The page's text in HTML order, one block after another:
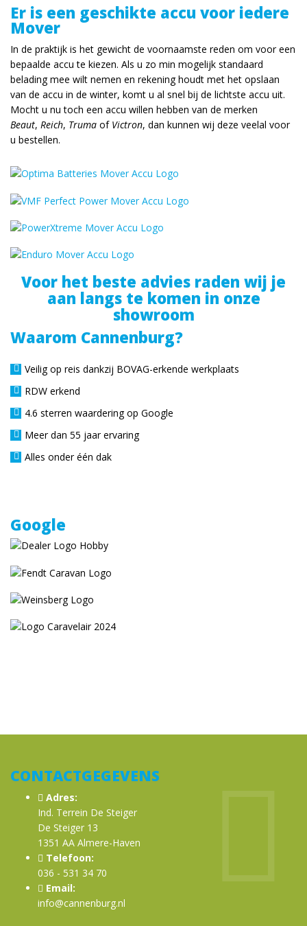
Er is een geschikte accu voor iedere
Mover
In de praktijk is het gewicht de voornaamste reden om voor een
bepaalde accu te kiezen. Als u zo min mogelijk standaard
belading mee wilt nemen en rekening houdt met het opslaan
van de accu in de winter, komt u al snel bij de lichtste accu uit.
Mocht u nu toch een accu willen hebben van de merken
Beaut, Reich, Truma of Victron, dan kunnen wij deze veelal voor
u bestellen.
Voor het beste advies raden wij je
aan langs te komen in onze
showroom
Waarom Cannenburg?
Veilig op reis dankzij BOVAG-erkende werkplaats
RDW erkend
4.6 sterren waardering op Google
Meer dan 55 jaar ervaring
Alles onder één dak
Google
CONTACTGEGEVENS
Adres:
Ind. Terrein De Steiger
De Steiger 13
1351 AA Almere-Haven
Telefoon:
036 - 531 34 70
Email:
info@cannenburg.nl